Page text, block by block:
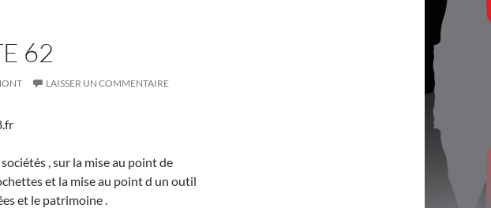
62
LAISSER UN COMMENTAIRE
, sur la mise au point de
et la mise au point d un outil
et le patrimoine .